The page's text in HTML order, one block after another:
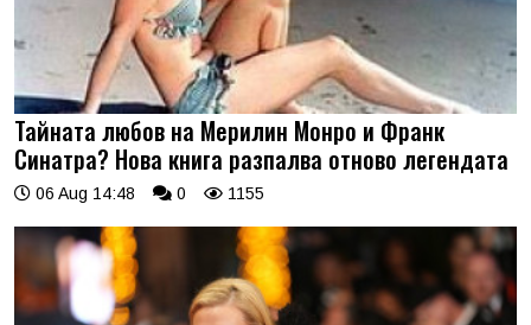
Тайната любов на Мерилин Монро и Франк
Синатра? Нова книга разпалва отново легендата
06 Aug 14:48 0 1155